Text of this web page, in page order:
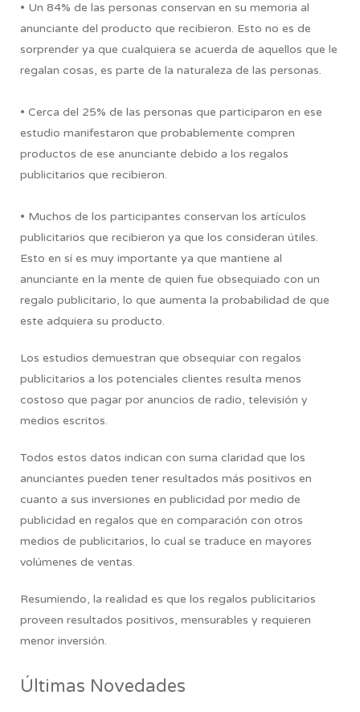
• Un 84% de las personas conservan en su memoria al
anunciante del producto que recibieron. Esto no es de
sorprender ya que cualquiera se acuerda de aquellos que le
regalan cosas, es parte de la naturaleza de las personas.
• Cerca del 25% de las personas que participaron en ese
estudio manifestaron que probablemente compren
productos de ese anunciante debido a los regalos
publicitarios que recibieron.
• Muchos de los participantes conservan los artículos
publicitarios que recibieron ya que los consideran útiles.
Esto en sí es muy importante ya que mantiene al
anunciante en la mente de quien fue obsequiado con un
regalo publicitario, lo que aumenta la probabilidad de que
este adquiera su producto.
Los estudios demuestran que obsequiar con regalos
publicitarios a los potenciales clientes resulta menos
costoso que pagar por anuncios de radio, televisión y
medios escritos.
Todos estos datos indican con suma claridad que los
anunciantes pueden tener resultados más positivos en
cuanto a sus inversiones en publicidad por medio de
publicidad en regalos que en comparación con otros
medios de publicitarios, lo cual se traduce en mayores
volúmenes de ventas.
Resumiendo, la realidad es que los regalos publicitarios
proveen resultados positivos, mensurables y requieren
menor inversión.
Últimas Novedades